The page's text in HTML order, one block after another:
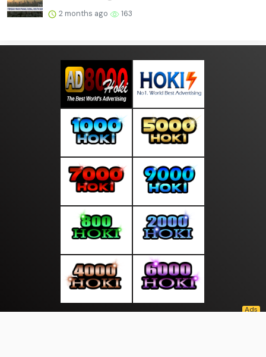
2 months ago 163